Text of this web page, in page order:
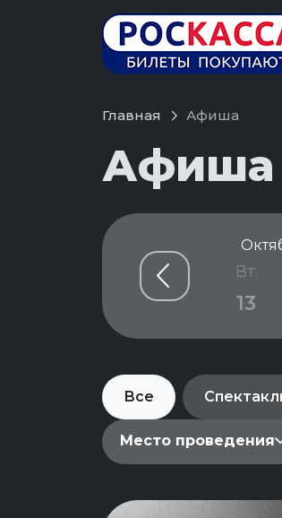
Главная Афиша
Афиша
Пн.
12
Вт.
13
Все
Место проведения